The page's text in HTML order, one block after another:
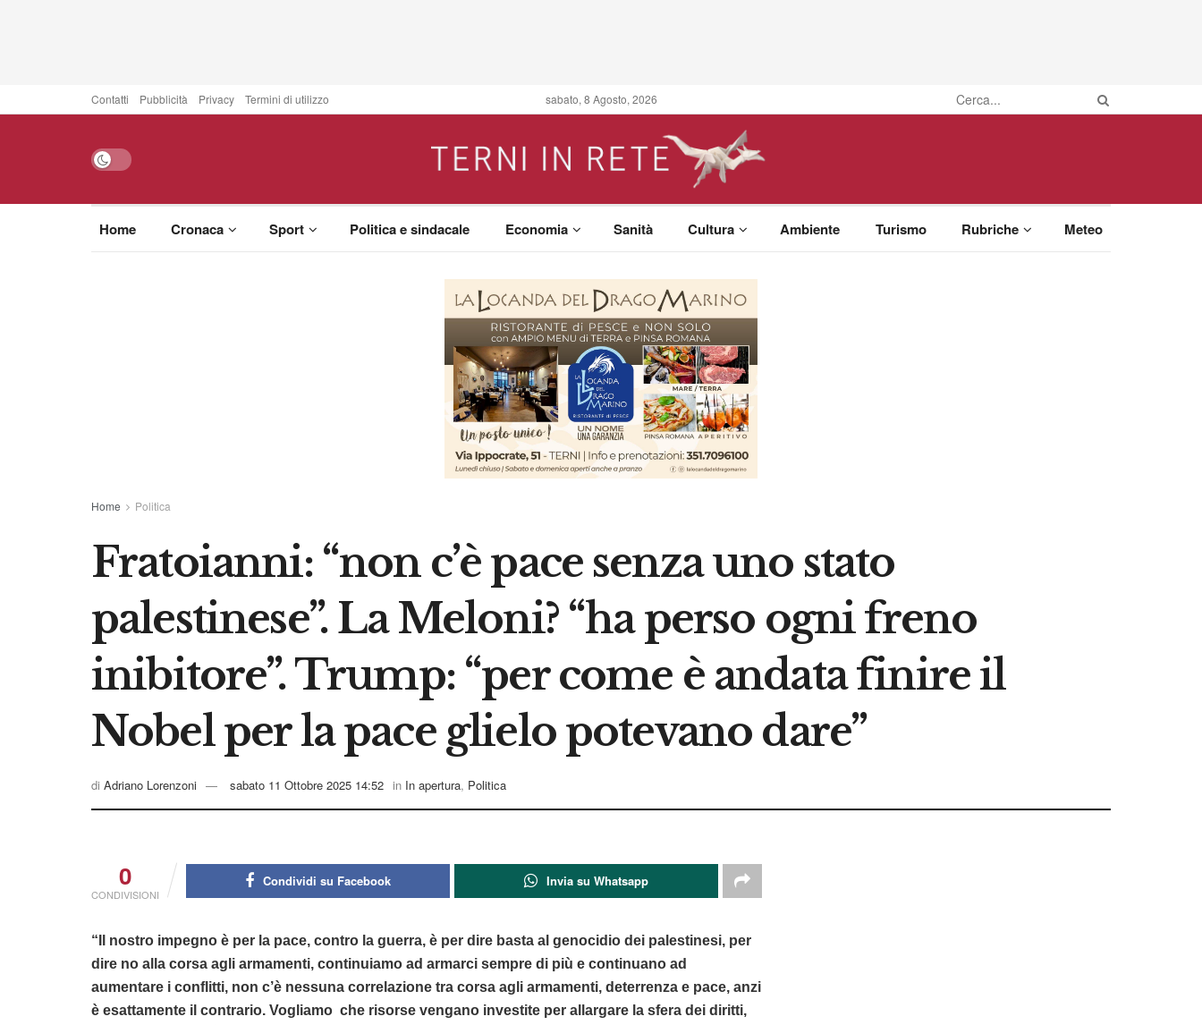
Contatti Pubblicità Privacy Termini di utilizzo sabato, 8 Agosto, 2026
Home Cronaca Sport Politica e sindacale Economia Sanità Cultura Ambiente Turismo Rubriche Meteo
Home Politica
Fratoianni: “non c’è pace senza uno stato
palestinese”. La Meloni? “ha perso ogni freno
inibitore”. Trump: “per come è andata finire il
Nobel per la pace glielo potevano dare”
di Adriano Lorenzoni sabato 11 Ottobre 2025 14:52 in In apertura, Politica
0
CONDIVISIONI
Condividi su Facebook Invia su Whatsapp
“Il nostro impegno è per la pace, contro la guerra, è per dire basta al genocidio dei palestinesi, per
dire no alla corsa agli armamenti, continuiamo ad armarci sempre di più e continuano ad
aumentare i conflitti, non c’è nessuna correlazione tra corsa agli armamenti, deterrenza e pace, anzi
è esattamente il contrario. Vogliamo che risorse vengano investite per allargare la sfera dei diritti,